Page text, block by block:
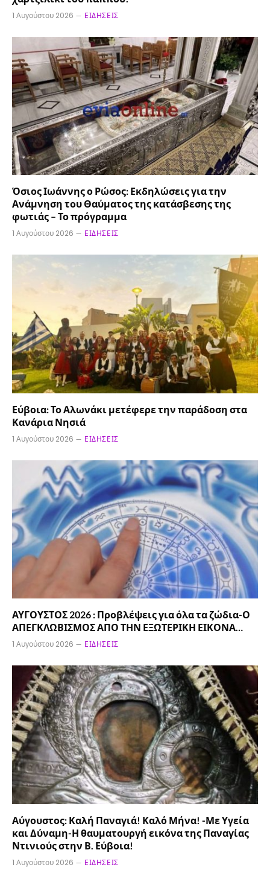
1 Αυγούστου 2026 ΕΙΔΉΣΕΙΣ
Όσιος Ιωάννης ο Ρώσος: Εκδηλώσεις για την
Ανάμνηση του Θαύματος της κατάσβεσης της
φωτιάς – Το πρόγραμμα
1 Αυγούστου 2026 ΕΙΔΉΣΕΙΣ
Εύβοια: Το Αλωνάκι μετέφερε την παράδοση στα
Κανάρια Νησιά
1 Αυγούστου 2026 ΕΙΔΉΣΕΙΣ
ΑΥΓΟΥΣΤΟΣ 2026 : Προβλέψεις για όλα τα ζώδια-Ο
ΑΠΕΓΚΛΩΒΙΣΜΟΣ ΑΠΟ ΤΗΝ ΕΞΩΤΕΡΙΚΗ ΕΙΚΟΝΑ…
1 Αυγούστου 2026 ΕΙΔΉΣΕΙΣ
Αύγουστος: Καλή Παναγιά! Καλό Μήνα! -Με Υγεία
και Δύναμη-Η θαυματουργή εικόνα της Παναγίας
Ντινιούς στην Β. Εύβοια!
1 Αυγούστου 2026 ΕΙΔΉΣΕΙΣ